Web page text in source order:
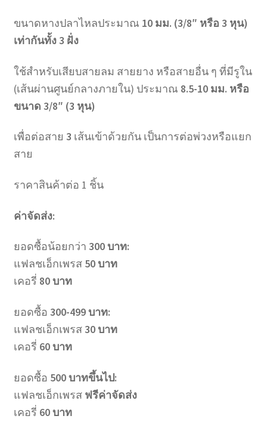
ขนาดหางปลาไหลประมาณ 10 มม. (3/8″ หรือ 3 หุน)
เท่ากันทั้ง 3 ฝั่ง
ใช้สำหรับเสียบสายลม สายยาง หรือสายอื่น ๆ ที่มีรูใน
(เส้นผ่านศูนย์กลางภายใน) ประมาณ 8.5-10 มม. หรือ
ขนาด 3/8″ (3 หุน)
เพื่อต่อสาย 3 เส้นเข้าด้วยกัน เป็นการต่อพ่วงหรือแยก
สาย
ราคาสินค้าต่อ 1 ชิ้น
ค่าจัดส่ง:
ยอดซื้อน้อยกว่า 300 บาท:
แฟลชเอ็กเพรส 50 บาท
เคอรี่ 80 บาท
ยอดซื้อ 300-499 บาท:
แฟลชเอ็กเพรส30 บาท
เคอรี่ 60 บาท
ยอดซื้อ 500 บาทขึ้นไป:
แฟลชเอ็กเพรส ฟรีค่าจัดส่ง
เคอรี่ 60 บาท